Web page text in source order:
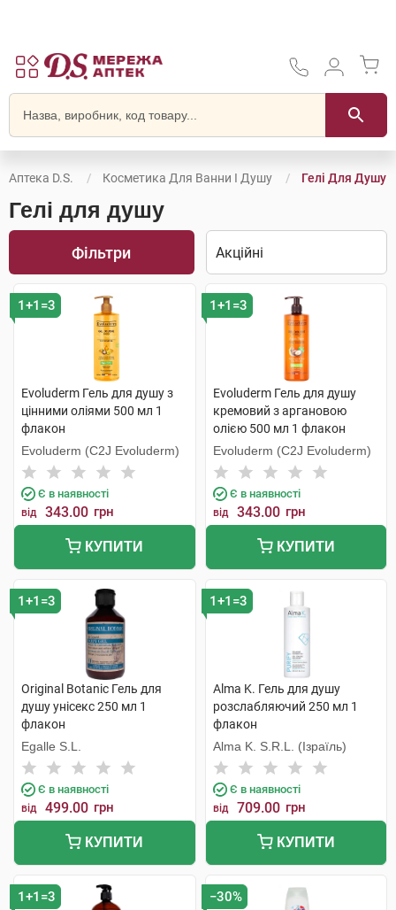
Аптека D.S. Косметика Для Ванни І Душу Гелі Для Душу
Гелі для душу
Фільтри
1+1=3
Evoluderm Гель для душу з
цінними оліями 500 мл 1
флакон
Evoluderm (C2J Evoluderm)
Є в наявності
від 343.00 грн
КУПИТИ
1+1=3
Evoluderm Гель для душу
кремовий з аргановою
олією 500 мл 1 флакон
Evoluderm (C2J Evoluderm)
Є в наявності
від 343.00 грн
КУПИТИ
1+1=3
Original Botanic Гель для
душу унісекс 250 мл 1
флакон
Egalle S.L.
Є в наявності
від 499.00 грн
КУПИТИ
1+1=3
Alma K. Гель для душу
розслабляючий 250 мл 1
флакон
Alma K. S.R.L. (Ізраїль)
Є в наявності
від 709.00 грн
КУПИТИ
1+1=3 −30%